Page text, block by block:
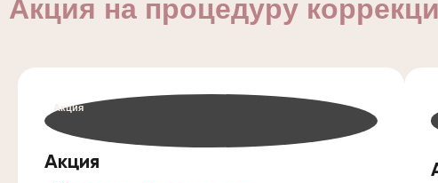
Акция на процедуру
Акция
Акция